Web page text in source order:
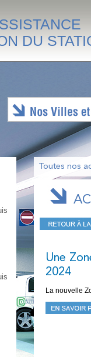
DU
Toutes nos
Une
2024
La nouvelle